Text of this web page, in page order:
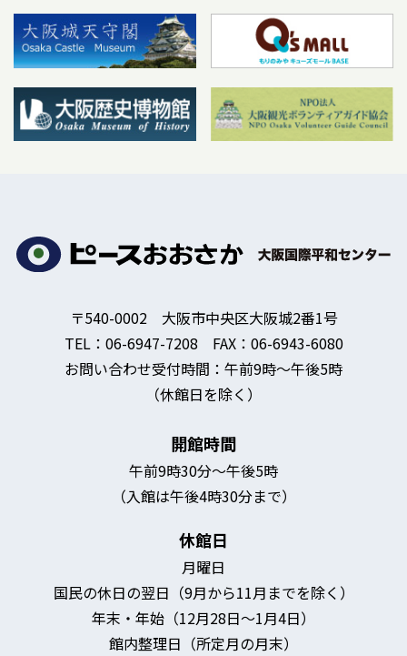
〒540-0002 大阪市中央区大阪城2番1号
TEL：06-6947-7208 FAX：06-6943-6080
お問い合わせ受付時間：午前9時～午後5時
（休館日を除く）
開館時間
午前9時30分～午後5時
（入館は午後4時30分まで）
休館日
月曜日
国民の休日の翌日（9月から11月までを除く）
年末・年始（12月28日～1月4日）
館内整理日（所定月の月末）